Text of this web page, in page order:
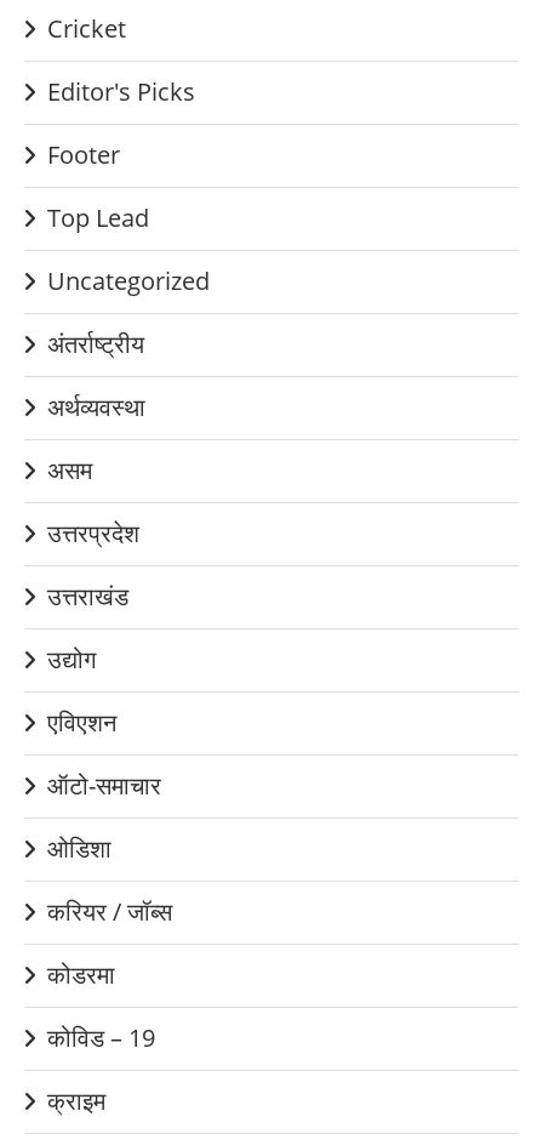
Cricket
Editor's Picks
Footer
Top Lead
Uncategorized
अंतर्राष्ट्रीय
अर्थव्यवस्था
असम
उत्तरप्रदेश
उत्तराखंड
उद्योग
एविएशन
ऑटो-समाचार
ओडिशा
करियर / जॉब्स
कोडरमा
कोविड – 19
क्राइम